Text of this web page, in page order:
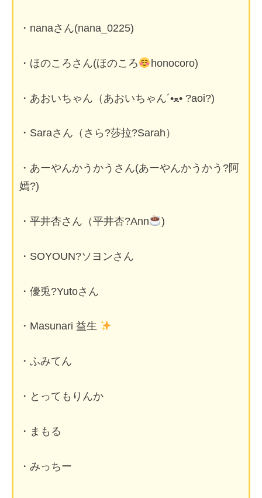
・nanaさん(nana_0225)
・ほのころさん(ほのころ honocoro)
・あおいちゃん（あおいちゃん‎´•ﻌ• ?aoi?)
・Saraさん（さら?莎拉?Sarah）
・あーやんかうかうさん(あーやんかうかう?阿
嫣?)
・平井杏さん（平井杏?Ann )
・SOYOUN?ソヨンさん
・優兎?Yutoさん
・Masunari 益生
・ふみてん
・とってもりんか
・まもる
・みっちー